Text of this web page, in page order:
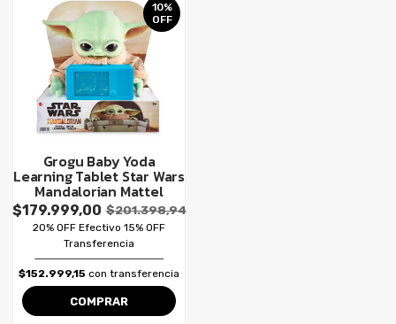
10%
OFF
Grogu Baby Yoda
Learning Tablet Star Wars
Mandalorian Mattel
$179.999,00 $201.398,94
20% OFF Efectivo 15% OFF
Transferencia
$152.999,15 con transferencia
COMPRAR